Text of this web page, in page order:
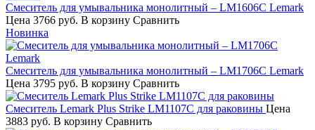
Смеситель для умывальника монолитный – LM1606C Lemark
Цена 3766 руб. В корзину Сравнить
Новинка
Смеситель для умывальника монолитный – LM1706C Lemark
Цена 3795 руб. В корзину Сравнить
Смеситель Lemark Plus Strike LM1107C для раковины Цена
3883 руб. В корзину Сравнить